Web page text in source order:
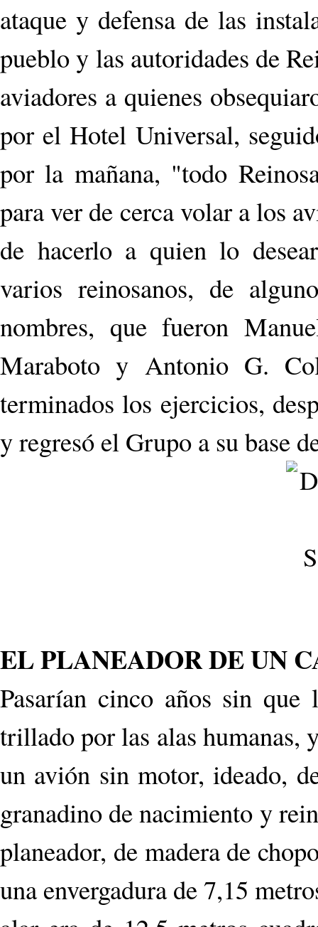
ataque y defensa de las
pueblo y las autoridades de
aviadores a quienes
por el Hotel Universal,
por la mañana, "todo
para ver de cerca volar a los
de hacerlo a quien lo
varios reinosanos, de
nombres, que fueron
Maraboto y Antonio G.
terminados los ejercicios,
y regresó el Grupo a su base
EL PLANEADOR DE UN
Pasarían cinco años sin que
trillado por las alas humanas,
un avión sin motor, ideado,
granadino de nacimiento y
planeador, de madera de
una envergadura de 7,15